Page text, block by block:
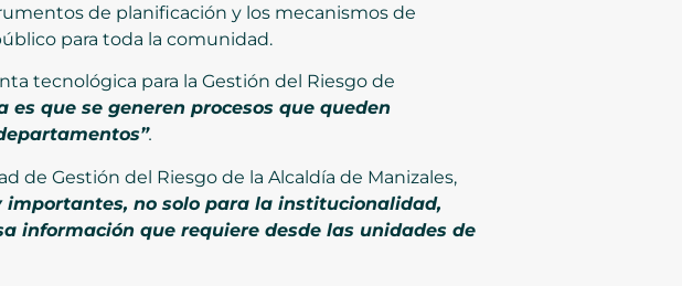
de planificación y los mecanismos de
para toda la comunidad.
tecnológica para la Gestión del Riesgo de
que se generen procesos que queden
.
de Gestión del Riesgo de la Alcaldía de Manizales,
no solo para la institucionalidad,
información que requiere desde las unidades de